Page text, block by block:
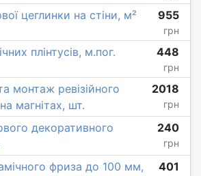
цеглинки на стіни, м² 955
грн
плінтусів, м.пог. 448
грн
монтаж ревізійного
магнітах, шт.
2018
грн
декоративного
240
грн
фриза до 100 мм,
401